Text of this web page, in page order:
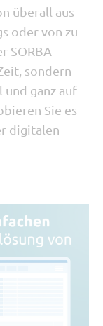
überall aus
oder von zu
SORBA
sondern
und ganz auf
Sie es
digitalen